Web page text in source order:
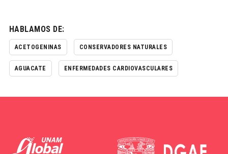
HABLAMOS DE:
ACETOGENINAS CONSERVADORES NATURALES
AGUACATE ENFERMEDADES CARDIOVASCULARES